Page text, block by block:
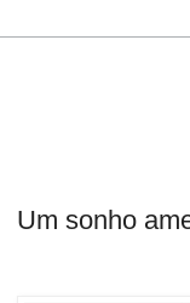
Um sonho